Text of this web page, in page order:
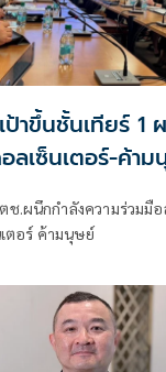
าขึ้นชั้นเทียร์ 1
ลเซ็นเตอร์-ค้าม
ช.ผนึกกำลังความร่วมมื
ตอร์ ค้ามนุษย์